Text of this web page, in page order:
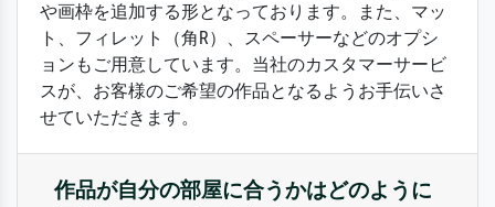
や画枠を追加する形となっております。また、マッ
ト、フィレット（角R）、スペーサーなどのオプシ
ョンもご用意しています。当社のカスタマーサービ
スが、お客様のご希望の作品となるようお手伝いさ
せていただきます。
作品が自分の部屋に合うかはどのように